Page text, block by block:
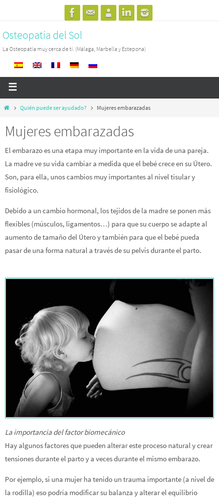
Osteopatía del Sol
La Osteopatía muy cerca de ti. (Málaga, Marbella y Estepona)
Quién puede ser ayudado? Mujeres embarazadas
Mujeres embarazadas
El embarazo es una etapa muy importante en la vida de una pareja.
La madre ve su vida cambiar a medida que el bebé crece en su Útero.
Son, para ella, unos cambios muy importantes al nivel tisular y
fisiológico.
Debido a un cambio hormonal, los tejidos de la madre se ponen más
flexibles (músculos, ligamentos…) para que su cuerpo se adapte al
aumento de tamaño del Útero y también para que el bebé pueda
pasar de una forma natural a través de su pelvis durante el parto.
La importancia del factor biomecánico
Hay algunos factores que pueden alterar este proceso natural y crear
tensiones durante el parto y a veces durante el mismo embarazo.
Por ejemplo, si una mujer ha tenido un trauma importante (a nivel de
la rodilla) eso podría modificar su balanza y alterar el equilibrio